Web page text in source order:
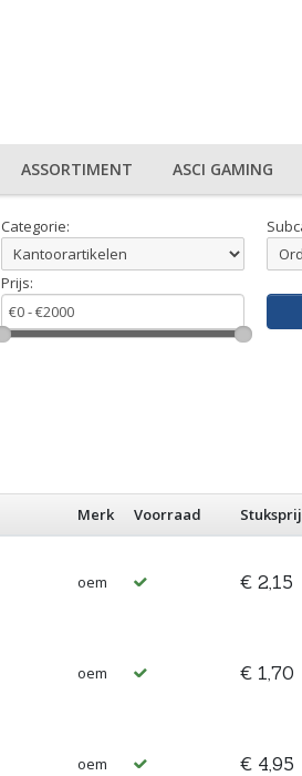
ASSORTIMENT ASCI GAMING
Categorie:
Prijs:
Merk Voorraad
oem € 2,15
oem € 1,70
oem € 4,95